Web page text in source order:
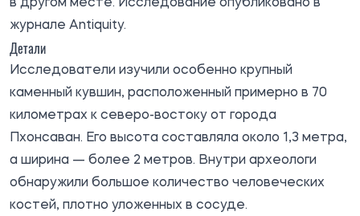
в другом месте. Исследование опубликовано в
журнале Antiquity.
Детали
Исследователи изучили особенно крупный
каменный кувшин, расположенный примерно в 70
километрах к северо-востоку от города
Пхонсаван. Его высота составляла около 1,3 метра,
а ширина — более 2 метров. Внутри археологи
обнаружили большое количество человеческих
костей, плотно уложенных в сосуде.